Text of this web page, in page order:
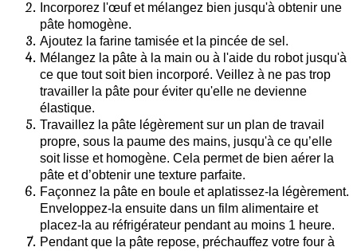
Incorporez l'œuf et mélangez bien jusqu'à obtenir une
pâte homogène.
Ajoutez la farine tamisée et la pincée de sel.
Mélangez la pâte à la main ou à l'aide du robot jusqu'à
ce que tout soit bien incorporé. Veillez à ne pas trop
travailler la pâte pour éviter qu'elle ne devienne
élastique.
Travaillez la pâte légèrement sur un plan de travail
propre, sous la paume des mains, jusqu'à ce qu’elle
soit lisse et homogène. Cela permet de bien aérer la
pâte et d’obtenir une texture parfaite.
Façonnez la pâte en boule et aplatissez-la légèrement.
Enveloppez-la ensuite dans un film alimentaire et
placez-la au réfrigérateur pendant au moins 1 heure.
Pendant que la pâte repose, préchauffez votre four à